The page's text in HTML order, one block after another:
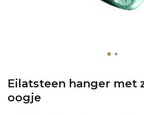
Eilatsteen hanger met
oogje